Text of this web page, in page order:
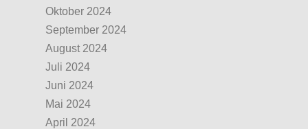
Oktober 2024
September 2024
August 2024
Juli 2024
Juni 2024
Mai 2024
April 2024